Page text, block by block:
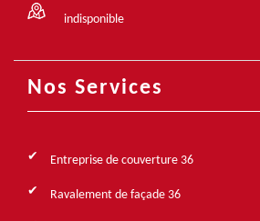
indisponible
Nos Services
Entreprise de couverture 36
Ravalement de façade 36